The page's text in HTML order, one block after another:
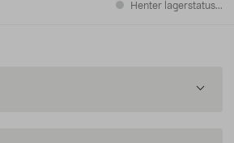
Henter lagerstatus...